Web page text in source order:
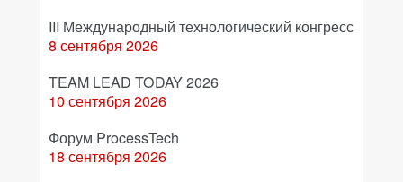
III Международный технологический конгресс
8 сентября 2026
TEAM LEAD TODAY 2026
10 сентября 2026
Форум ProcessTech
18 сентября 2026